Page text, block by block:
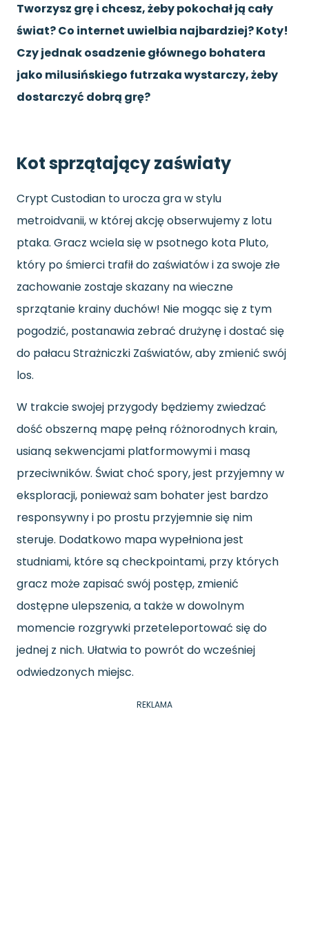
Tworzysz grę i chcesz, żeby pokochał ją cały
świat? Co internet uwielbia najbardziej? Koty!
Czy jednak osadzenie głównego bohatera
jako milusińskiego futrzaka wystarczy, żeby
dostarczyć dobrą grę?
Kot sprzątający zaświaty
Crypt Custodian to urocza gra w stylu
metroidvanii, w której akcję obserwujemy z lotu
ptaka. Gracz wciela się w psotnego kota Pluto,
który po śmierci trafił do zaświatów i za swoje złe
zachowanie zostaje skazany na wieczne
sprzątanie krainy duchów! Nie mogąc się z tym
pogodzić, postanawia zebrać drużynę i dostać się
do pałacu Strażniczki Zaświatów, aby zmienić swój
los.
W trakcie swojej przygody będziemy zwiedzać
dość obszerną mapę pełną różnorodnych krain,
usianą sekwencjami platformowymi i masą
przeciwników. Świat choć spory, jest przyjemny w
eksploracji, ponieważ sam bohater jest bardzo
responsywny i po prostu przyjemnie się nim
steruje. Dodatkowo mapa wypełniona jest
studniami, które są checkpointami, przy których
gracz może zapisać swój postęp, zmienić
dostępne ulepszenia, a także w dowolnym
momencie rozgrywki przeteleportować się do
jednej z nich. Ułatwia to powrót do wcześniej
odwiedzonych miejsc.
REKLAMA